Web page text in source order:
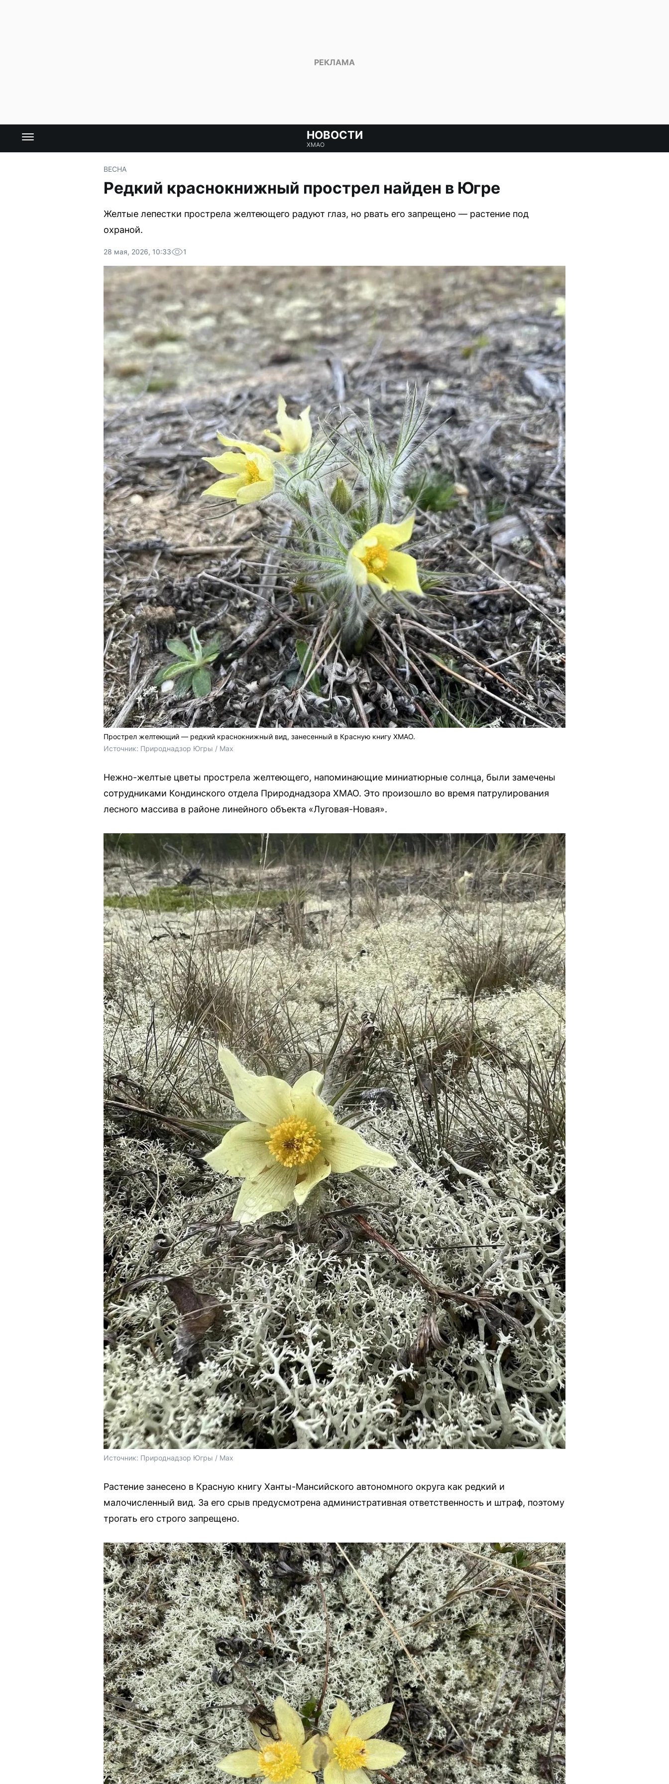
НОВОСТИ
ХМАО
ВЕСНА
Редкий краснокнижный прострел найден в Югре
Желтые лепестки прострела желтеющего радуют глаз, но рвать его запрещено — растение под
охраной.
28 мая, 2026, 10:33 1
Прострел желтеющий — редкий краснокнижный вид, занесенный в Красную книгу ХМАО.
Источник: Природнадзор Югры / Max
Нежно-желтые цветы прострела желтеющего, напоминающие миниатюрные солнца, были замечены
сотрудниками Кондинского отдела Природнадзора ХМАО. Это произошло во время патрулирования
лесного массива в районе линейного объекта «Луговая-Новая».
Источник: Природнадзор Югры / Max
Растение занесено в Красную книгу Ханты-Мансийского автономного округа как редкий и
малочисленный вид. За его срыв предусмотрена административная ответственность и штраф, поэтому
трогать его строго запрещено.